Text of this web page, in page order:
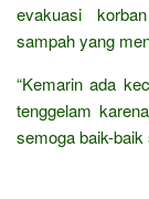
evakuasi
sampah yang
“Kemarin ada
tenggelam
semoga baik-baik